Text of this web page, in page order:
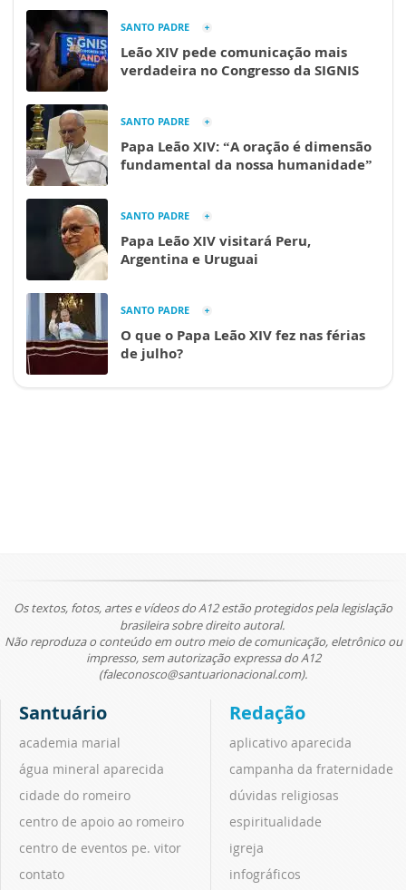
SANTO PADRE
Leão XIV pede comunicação mais
verdadeira no Congresso da SIGNIS
SANTO PADRE
Papa Leão XIV: “A oração é dimensão
fundamental da nossa humanidade”
SANTO PADRE
Papa Leão XIV visitará Peru,
Argentina e Uruguai
SANTO PADRE
O que o Papa Leão XIV fez nas férias
de julho?
Os textos, fotos, artes e vídeos do A12 estão protegidos pela legislação
brasileira sobre direito autoral.
Não reproduza o conteúdo em outro meio de comunicação, eletrônico ou
impresso, sem autorização expressa do A12
(faleconosco@santuarionacional.com).
Santuário
academia marial
água mineral aparecida
cidade do romeiro
centro de apoio ao romeiro
centro de eventos pe. vitor
contato
Redação
aplicativo aparecida
campanha da fraternidade
dúvidas religiosas
espiritualidade
igreja
infográficos